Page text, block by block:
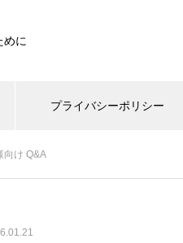
めに
プライバシーポリシー
bird0615.com/public_html/
向け Q&A